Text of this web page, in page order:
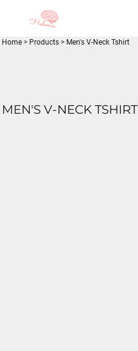
Home > Products > Men's V-Neck Tshirt
MEN'S V-NECK TSHIRT